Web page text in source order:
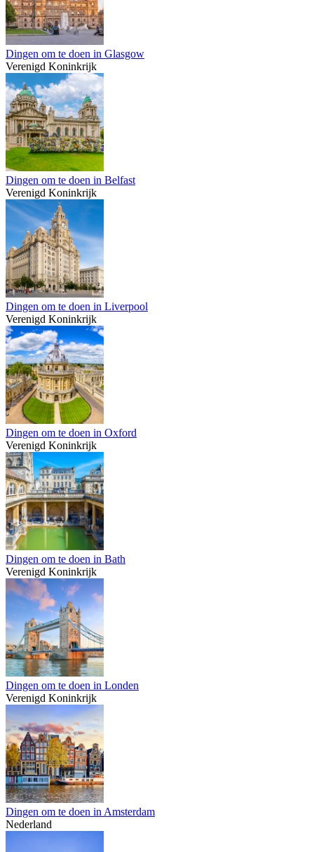
Dingen om te doen in Glasgow
Verenigd Koninkrijk
Dingen om te doen in Belfast
Verenigd Koninkrijk
Dingen om te doen in Liverpool
Verenigd Koninkrijk
Dingen om te doen in Oxford
Verenigd Koninkrijk
Dingen om te doen in Bath
Verenigd Koninkrijk
Dingen om te doen in Londen
Verenigd Koninkrijk
Dingen om te doen in Amsterdam
Nederland